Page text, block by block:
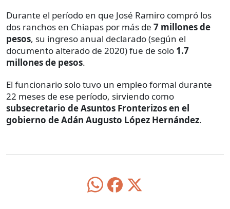
Durante el período en que José Ramiro compró los
dos ranchos en Chiapas por más de 7 millones de
pesos, su ingreso anual declarado (según el
documento alterado de 2020) fue de solo 1.7
millones de pesos.
El funcionario solo tuvo un empleo formal durante
22 meses de ese período, sirviendo como
subsecretario de Asuntos Fronterizos en el
gobierno de Adán Augusto López Hernández.